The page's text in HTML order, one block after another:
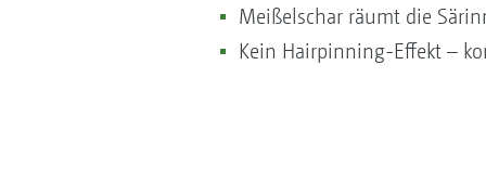
Meißelschar räumt die
Kein Hairpinning-Effekt –